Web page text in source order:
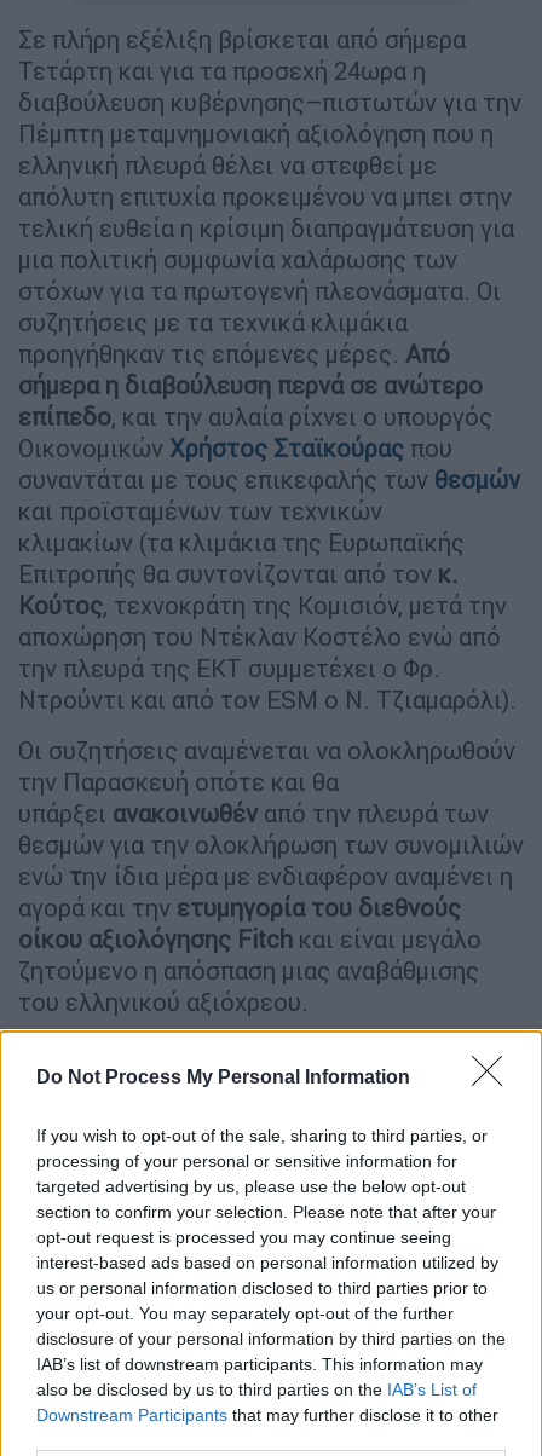
Do Not Process My Personal Information
If you wish to opt-out of the sale, sharing to third parties, or
processing of your personal or sensitive information for
targeted advertising by us, please use the below opt-out
section to confirm your selection. Please note that after your
opt-out request is processed you may continue seeing
interest-based ads based on personal information utilized by
us or personal information disclosed to third parties prior to
your opt-out. You may separately opt-out of the further
disclosure of your personal information by third parties on the
IAB’s list of downstream participants. This information may
also be disclosed by us to third parties on the IAB’s List of
Downstream Participants that may further disclose it to other
Σε πλήρη εξέλιξη βρίσκεται από σήμερα
Τετάρτη και για τα προσεχή 24ωρα η
διαβούλευση κυβέρνησης–πιστωτών για την
Πέμπτη μεταμνημονιακή αξιολόγηση που η
ελληνική πλευρά θέλει να στεφθεί με
απόλυτη επιτυχία προκειμένου να μπει στην
τελική ευθεία η κρίσιμη διαπραγμάτευση για
μια πολιτική συμφωνία χαλάρωσης των
στόχων για τα πρωτογενή πλεονάσματα. Οι
συζητήσεις με τα τεχνικά κλιμάκια
προηγήθηκαν τις επόμενες μέρες. Από
σήμερα η διαβούλευση περνά σε ανώτερο
επίπεδο, και την αυλαία ρίχνει ο υπουργός
Οικονομικών Χρήστος Σταϊκούρας που
συναντάται με τους επικεφαλής των θεσμών
και προϊσταμένων των τεχνικών
κλιμακίων (τα κλιμάκια της Ευρωπαϊκής
Επιτροπής θα συντονίζονται από τον κ.
Κούτος, τεχνοκράτη της Κομισιόν, μετά την
αποχώρηση του Ντέκλαν Κοστέλο ενώ από
την πλευρά της ΕΚΤ συμμετέχει ο Φρ.
Ντρούντι και από τον ESM ο Ν. Τζιαμαρόλι).
Οι συζητήσεις αναμένεται να ολοκληρωθούν
την Παρασκευή οπότε και θα
υπάρξει ανακοινωθέν από την πλευρά των
θεσμών για την ολοκλήρωση των συνομιλιών
ενώ την ίδια μέρα με ενδιαφέρον αναμένει η
αγορά και την ετυμηγορία του διεθνούς
οίκου αξιολόγησης Fitch και είναι μεγάλο
ζητούμενο η απόσπαση μιας αναβάθμισης
του ελληνικού αξιόχρεου.
θεσμούς – και το θετικό σήμα που θα πρέπει
μεταμνημονιακής αξιολόγησης - η απόφαση
της Fitch και οι περιφερειακές ιταλικές
εκλογές την Κυριακή οι οποίες θεωρούνται
κρίσιμες για τις πολιτικές εξελίξεις στην
Ιταλία, είναιορόσημαπου πρέπει να
ξεπεραστούν για να αξιολογηθεί πότε θα
γίνει ηπρώτη ομολογιακή έκδοσητου
ελληνικού δημοσίου στις αγορές.